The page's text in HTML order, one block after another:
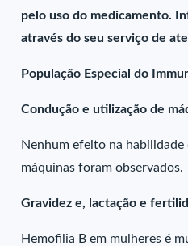
pelo uso do medicamento.
através do seu serviço de
População Especial do
Condução e utilização de
Nenhum efeito na
máquinas foram observados.
Gravidez e, lactação e
Hemofilia B em mulheres é